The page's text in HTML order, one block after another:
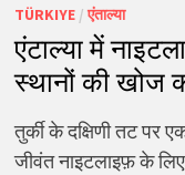
TÜRKIYE/एंताल्या
एंटाल्या में
स्थानों की खोज
तुर्की के दक्षिणी तट पर
जीवंत नाइटलाइफ़ के लिए